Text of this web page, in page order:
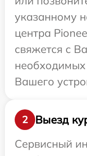
указанному
центра
свяжется с
Вашего
2
Выезд
Сервисный